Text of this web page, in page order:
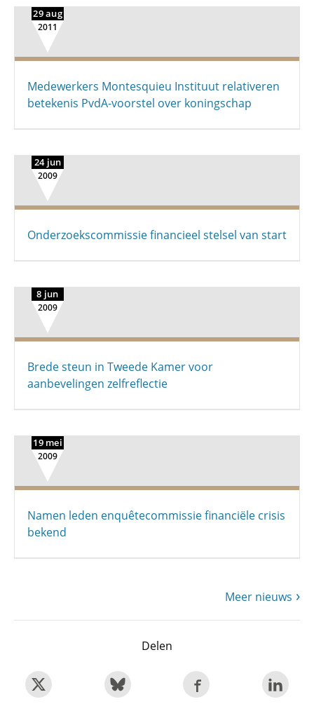
29 aug
2011
Medewerkers Montesquieu Instituut relativeren
betekenis PvdA-voorstel over koningschap
24 jun
2009
Onderzoekscommissie financieel stelsel van start
8 jun
2009
Brede steun in Tweede Kamer voor
aanbevelingen zelfreflectie
19 mei
2009
Namen leden enquêtecommissie financiële crisis
bekend
Meer nieuws
Delen